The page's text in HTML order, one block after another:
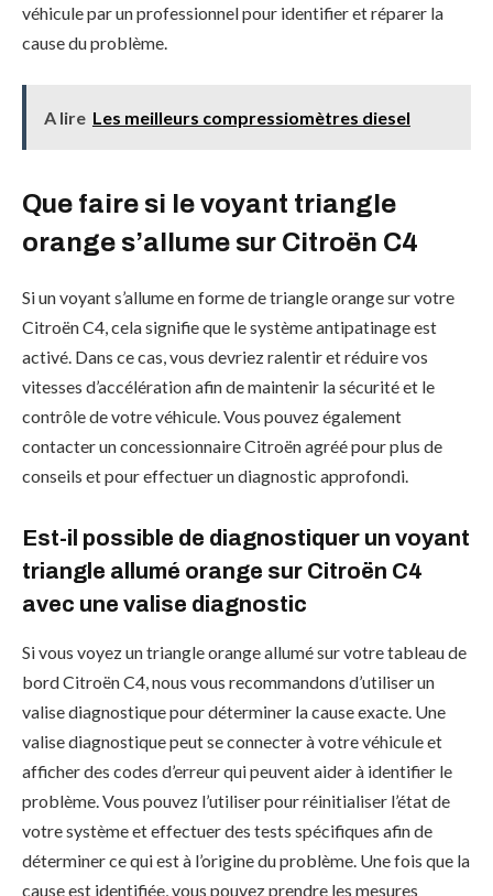
véhicule par un professionnel pour identifier et réparer la
cause du problème.
A lire Les meilleurs compressiomètres diesel
Que faire si le voyant triangle
orange s’allume sur Citroën C4
Si un voyant s’allume en forme de triangle orange sur votre
Citroën C4, cela signifie que le système antipatinage est
activé. Dans ce cas, vous devriez ralentir et réduire vos
vitesses d’accélération afin de maintenir la sécurité et le
contrôle de votre véhicule. Vous pouvez également
contacter un concessionnaire Citroën agréé pour plus de
conseils et pour effectuer un diagnostic approfondi.
Est-il possible de diagnostiquer un voyant
triangle allumé orange sur Citroën C4
avec une valise diagnostic
Si vous voyez un triangle orange allumé sur votre tableau de
bord Citroën C4, nous vous recommandons d’utiliser un
valise diagnostique pour déterminer la cause exacte. Une
valise diagnostique peut se connecter à votre véhicule et
afficher des codes d’erreur qui peuvent aider à identifier le
problème. Vous pouvez l’utiliser pour réinitialiser l’état de
votre système et effectuer des tests spécifiques afin de
déterminer ce qui est à l’origine du problème. Une fois que la
cause est identifiée, vous pouvez prendre les mesures